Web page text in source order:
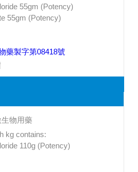
55gm (Potency)
55gm (Potency)
藥製字第08418號
物用藥
kg contains:
110g (Potency)